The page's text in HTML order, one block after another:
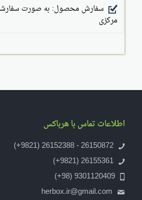
سفارش محصول: به صورت
مرکزی
اطلاعات تماس با هرباکس
26150872 - 26152388 (9821+)
26155361 (9821+)
9301120409 (98+)
herbox.ir@gmail.com